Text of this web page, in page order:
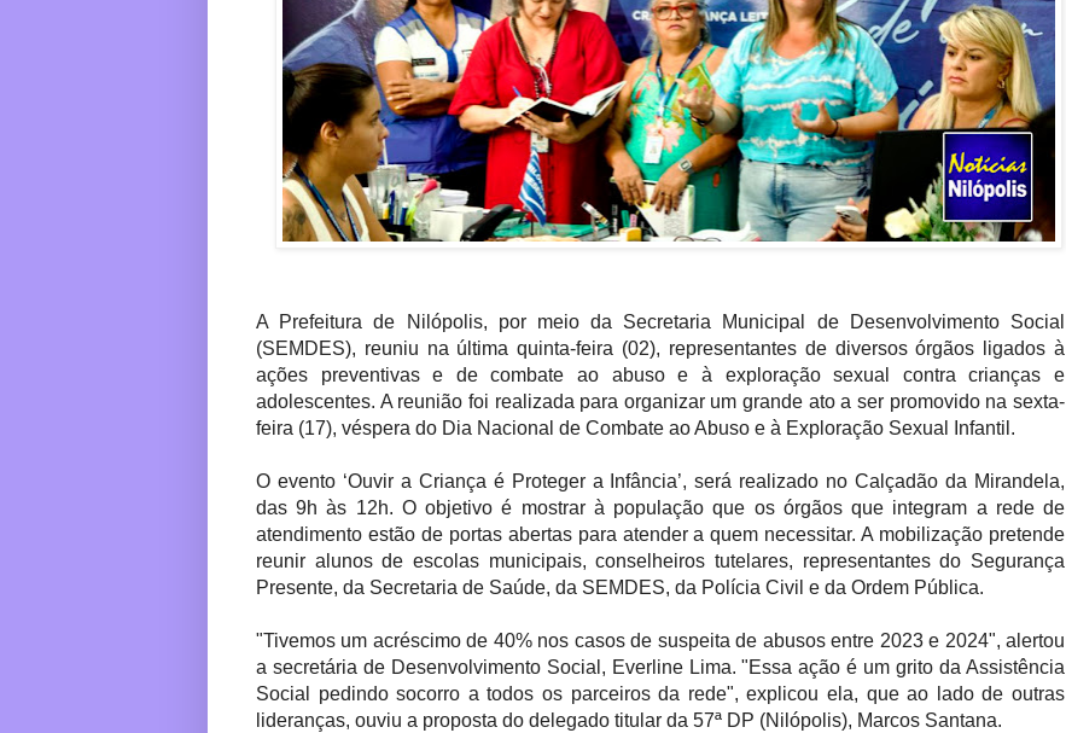
A Prefeitura de Nilópolis, por meio da Secretaria Municipal de Desenvolvimento Social
(SEMDES), reuniu na última quinta-feira (02), representantes de diversos órgãos ligados à
ações preventivas e de combate ao abuso e à exploração sexual contra crianças e
adolescentes. A reunião foi realizada para organizar um grande ato a ser promovido na sexta-
feira (17), véspera do Dia Nacional de Combate ao Abuso e à Exploração Sexual Infantil.
O evento ‘Ouvir a Criança é Proteger a Infância’, será realizado no Calçadão da Mirandela,
das 9h às 12h. O objetivo é mostrar à população que os órgãos que integram a rede de
atendimento estão de portas abertas para atender a quem necessitar. A mobilização pretende
reunir alunos de escolas municipais, conselheiros tutelares, representantes do Segurança
Presente, da Secretaria de Saúde, da SEMDES, da Polícia Civil e da Ordem Pública.
"Tivemos um acréscimo de 40% nos casos de suspeita de abusos entre 2023 e 2024", alertou
a secretária de Desenvolvimento Social, Everline Lima. "Essa ação é um grito da Assistência
Social pedindo socorro a todos os parceiros da rede", explicou ela, que ao lado de outras
lideranças, ouviu a proposta do delegado titular da 57ª DP (Nilópolis), Marcos Santana.